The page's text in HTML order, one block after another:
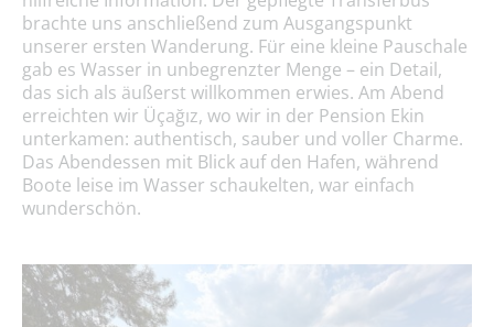
brachte uns anschließend zum Ausgangspunkt
unserer ersten Wanderung. Für eine kleine Pauschale
gab es Wasser in unbegrenzter Menge – ein Detail,
das sich als äußerst willkommen erwies. Am Abend
erreichten wir Üçağız, wo wir in der Pension Ekin
unterkamen: authentisch, sauber und voller Charme.
Das Abendessen mit Blick auf den Hafen, während
Boote leise im Wasser schaukelten, war einfach
wunderschön.